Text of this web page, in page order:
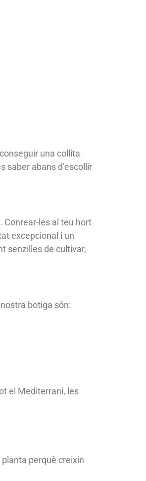
una collita
saber abans d’escollir
Conrear-les al teu hort
excepcional i un
senzilles de cultivar,
botiga són:
el Mediterrani, les
perquè creixin